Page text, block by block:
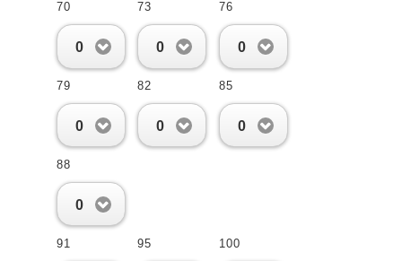
70
0
73
0
76
0
79
0
82
0
85
0
88
0
91 95 100